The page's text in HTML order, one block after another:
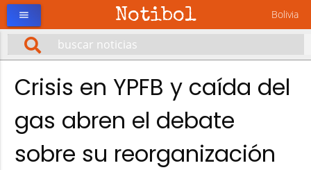
Notibol Bolivia
menu
Crisis en YPFB y caída del
gas abren el debate
sobre su reorganización